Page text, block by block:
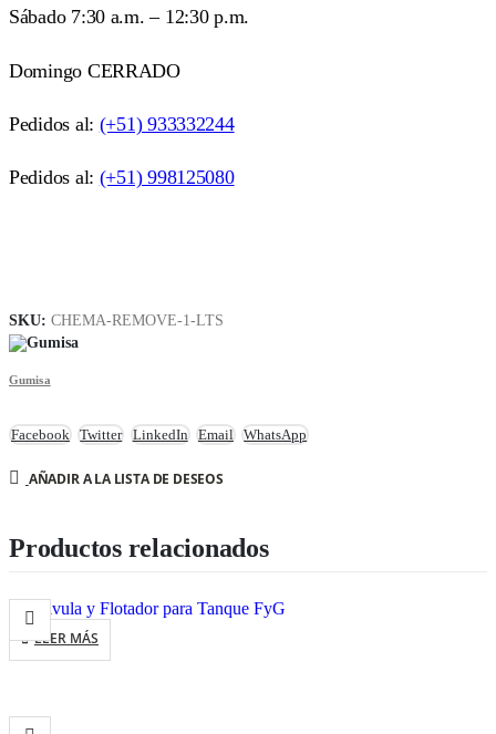
Sábado 7:30 a.m. – 12:30 p.m.
Domingo CERRADO
Pedidos al: (+51) 933332244
Pedidos al: (+51) 998125080
SKU: CHEMA-REMOVE-1-LTS
Gumisa
Facebook Twitter LinkedIn Email WhatsApp
AÑADIR A LA LISTA DE DESEOS
Productos relacionados
LEER MÁS